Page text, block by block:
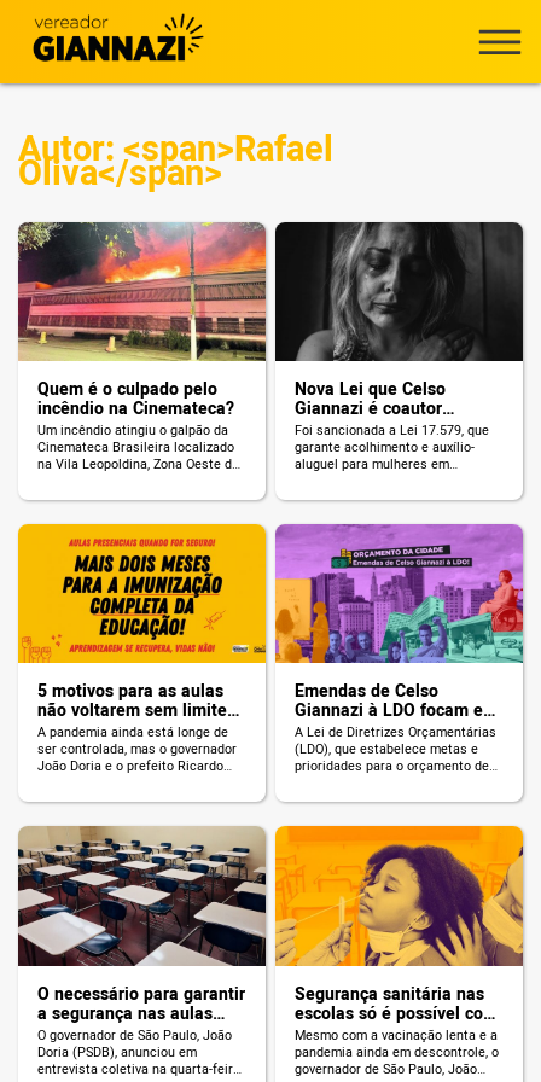
Autor: <span>Rafael
Oliva</span>
Quem é o culpado pelo
incêndio na Cinemateca?
Um incêndio atingiu o galpão da
Cinemateca Brasileira localizado
na Vila Leopoldina, Zona Oeste de
feira. Uma tragédia que não pode
alertam para esse risco há anos.
Segundo ex-funcionários da
Cinemateca, arquivos de órgãos
extintos do audiovisual brasileiro,
Nova Lei que Celso
Giannazi é coautor
garante auxílio aluguel às
vítimas de violência
doméstica
Foi sancionada a Lei 17.579, que
garante acolhimento e auxílio-
aluguel para mulheres em
O Projeto que prevê essa medida é
vereador Celso Giannazi. A Lei
prevê a criação de uma Central de
Vagas pela Secretaria Municipal
de Assistência e Desenvolvimento
Social (SMADS) através do CREAS,
[…]
5 motivos para as aulas
não voltarem sem limite
de capacidade nas salas
em agosto
A pandemia ainda está longe de
ser controlada, mas o governador
João Doria e o prefeito Ricardo
atividades presenciais nas
nas salas de aula para o dia 2 de
agosto. Ao invés de se precipitar e
condenar milhares de estudantes,
seus responsáveis e
trabalhadores da […]
Emendas de Celso
Giannazi à LDO focam em
Educação, Saúde,
servidores públicos e
inclusão social; veja todas
A Lei de Diretrizes Orçamentárias
(LDO), que estabelece metas e
prioridades para o orçamento de
votada na Câmara Municipal. O
construídas conjuntamente com
os Conselhos participativos do
mandato, pela valorização dos
serviços e servidores públicos, em
defesa da Educação, Saúde, Meio
Ambiente, […]
O necessário para garantir
a segurança nas aulas
presenciais
O governador de São Paulo, João
Doria (PSDB), anunciou em
entrevista coletiva na quarta-feira,
Segurança sanitária nas
escolas só é possível com
testagem em massa;
entenda
Mesmo com a vacinação lenta e a
pandemia ainda em descontrole, o
governador de São Paulo, João